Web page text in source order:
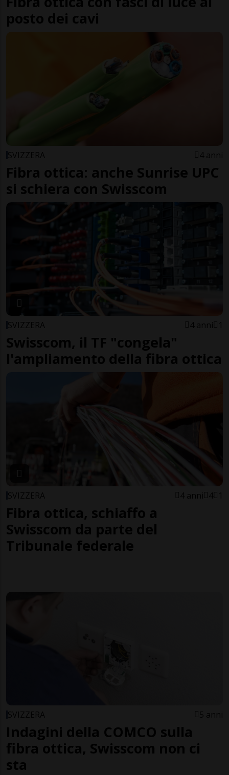
posto dei cavi
SVIZZERA 4 anni
Fibra ottica: anche Sunrise UPC
si schiera con Swisscom
SVIZZERA 4 anni 1
Swisscom, il TF "congela"
l'ampliamento della fibra ottica
SVIZZERA 4 anni 4 1
Fibra ottica, schiaffo a
Swisscom da parte del
Tribunale federale
SVIZZERA 5 anni
Indagini della COMCO sulla
fibra ottica, Swisscom non ci
sta